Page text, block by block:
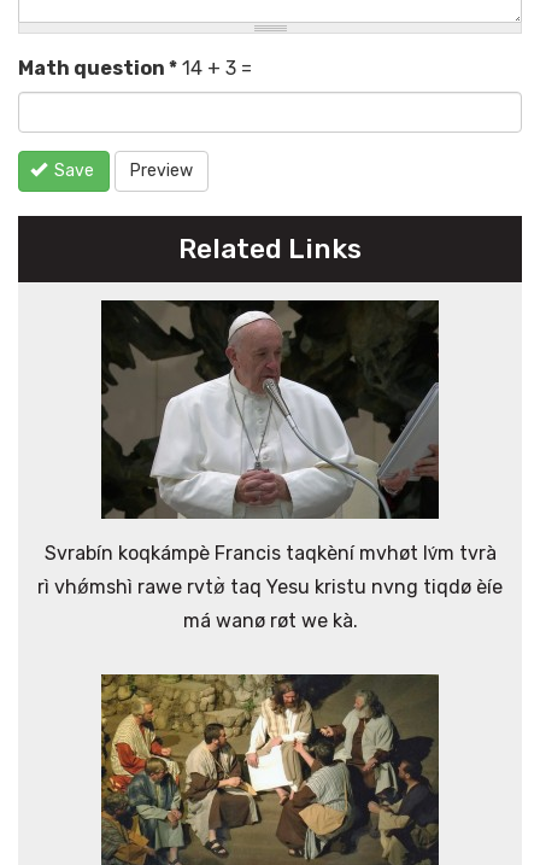
Math question * 14 + 3 =
Save Preview
Related Links
Svrabín koqkámpè Francis taqkèní mvhøt lv́m tvrà
rì vhǿmshì rawe rvtø̀ taq Yesu kristu nvng tiqdø èíe
má wanø røt we kà.